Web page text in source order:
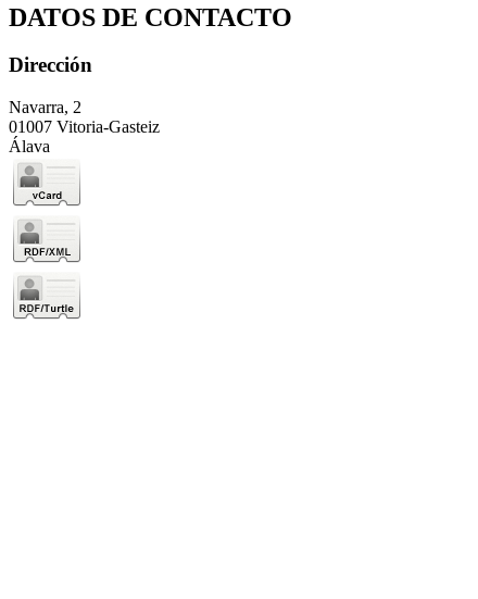
DATOS DE CONTACTO
Dirección
Navarra, 2
01007 Vitoria-Gasteiz
Álava